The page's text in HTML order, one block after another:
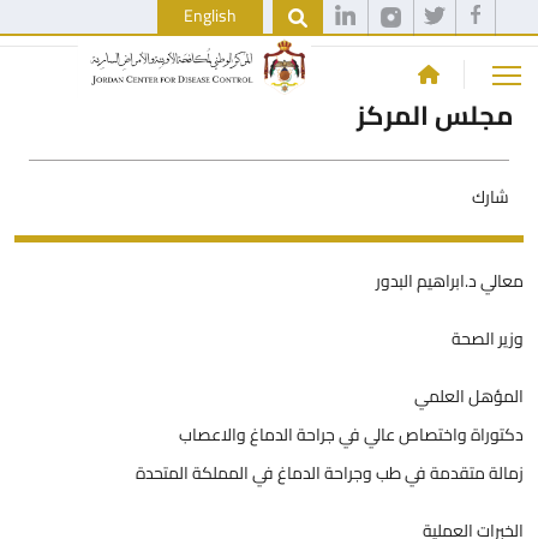
English
مجلس المركز
شارك
معالي د.ابراهيم البدور
وزير الصحة
المؤهل العلمي
دكتوراة واختصاص عالي في جراحة الدماغ والاعصاب
زمالة متقدمة في طب وجراحة الدماغ في المملكة المتحدة
الخبرات العملية